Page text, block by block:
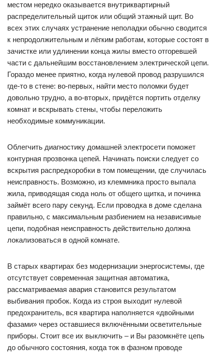
местом нередко оказывается внутриквартирный
распределительный щиток или общий этажный щит. Во
всех этих случаях устранение неполадки обычно сводится
к непродолжительным и лёгким работам, которые состоят в
зачистке или удлинении конца жилы вместо отгоревшей
части с дальнейшим восстановлением электрической цепи.
Гораздо менее приятно, когда нулевой провод разрушился
где-то в стене: во-первых, найти место поломки будет
довольно трудно, а во-вторых, придётся портить отделку
комнат и вскрывать стены, чтобы переложить
необходимые коммуникации.
Облегчить диагностику домашней электросети поможет
контурная прозвонка цепей. Начинать поиски следует со
вскрытия распредкоробки в том помещении, где случилась
неисправность. Возможно, из клеммника просто выпала
жила, приводящая сюда ноль от общего щитка, и починка
займёт всего пару секунд. Если проводка в доме сделана
правильно, с максимальным разбиением на независимые
цепи, подобная неисправность действительно должна
локализоваться в одной комнате.
В старых квартирах без модернизации энергосистемы, где
отсутствует современная защитная автоматика,
рассматриваемая авария становится результатом
выбивания пробок. Когда из строя выходит нулевой
предохранитель, вся квартира наполняется «двойными
фазами» через оставшиеся включёнными осветительные
приборы. Стоит все их выключить – и Вы разомкнёте цепь
до обычного состояния, когда ток в фазном проводе